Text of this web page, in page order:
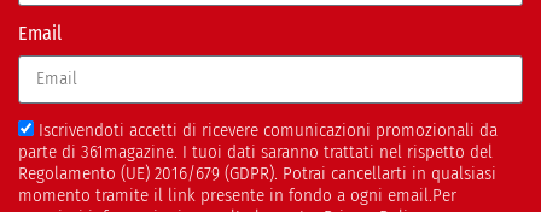
Email
Iscrivendoti accetti di ricevere comunicazioni promozionali da
parte di 361magazine. I tuoi dati saranno trattati nel rispetto del
Regolamento (UE) 2016/679 (GDPR). Potrai cancellarti in qualsiasi
momento tramite il link presente in fondo a ogni email.Per